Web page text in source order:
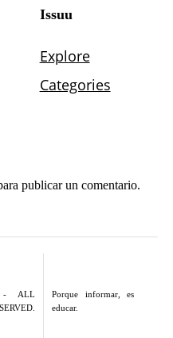
publicar un comentario.
ALL
Porque informar, es
educar.